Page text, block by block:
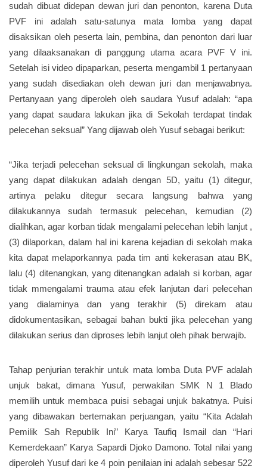
sudah dibuat didepan dewan juri dan penonton, karena Duta
PVF ini adalah satu-satunya mata lomba yang dapat
disaksikan oleh peserta lain, pembina, dan penonton dari luar
yang dilaaksanakan di panggung utama acara PVF V ini.
Setelah isi video dipaparkan, peserta mengambil 1 pertanyaan
yang sudah disediakan oleh dewan juri dan menjawabnya.
Pertanyaan yang diperoleh oleh saudara Yusuf adalah: “apa
yang dapat saudara lakukan jika di Sekolah terdapat tindak
pelecehan seksual” Yang dijawab oleh Yusuf sebagai berikut:
“Jika terjadi pelecehan seksual di lingkungan sekolah, maka
yang dapat dilakukan adalah dengan 5D, yaitu (1) ditegur,
artinya pelaku ditegur secara langsung bahwa yang
dilakukannya sudah termasuk pelecehan, kemudian (2)
dialihkan, agar korban tidak mengalami pelecehan lebih lanjut ,
(3) dilaporkan, dalam hal ini karena kejadian di sekolah maka
kita dapat melaporkannya pada tim anti kekerasan atau BK,
lalu (4) ditenangkan, yang ditenangkan adalah si korban, agar
tidak mmengalami trauma atau efek lanjutan dari pelecehan
yang dialaminya dan yang terakhir (5) direkam atau
didokumentasikan, sebagai bahan bukti jika pelecehan yang
dilakukan serius dan diproses lebih lanjut oleh pihak berwajib.
Tahap penjurian terakhir untuk mata lomba Duta PVF adalah
unjuk bakat, dimana Yusuf, perwakilan SMK N 1 Blado
memilih untuk membaca puisi sebagai unjuk bakatnya. Puisi
yang dibawakan bertemakan perjuangan, yaitu “Kita Adalah
Pemilik Sah Republik Ini” Karya Taufiq Ismail dan “Hari
Kemerdekaan” Karya Sapardi Djoko Damono. Total nilai yang
diperoleh Yusuf dari ke 4 poin penilaian ini adalah sebesar 522